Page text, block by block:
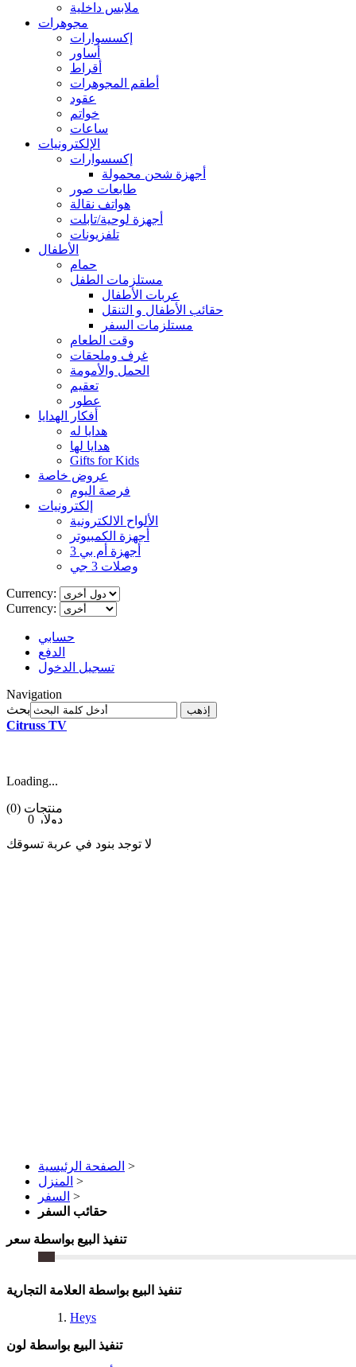
ملابس داخلية
مجوهرات
إكسسوارات
أساور
أقراط
أطقم المجوهرات
عقود
خواتم
ساعات
الإلكترونيات
إكسسوارات
أجهزة شحن محمولة
طابعات صور
هواتف نقالة
أجهزة لوحية/تابلت
تلفزيونات
الأطفال
حمام
مستلزمات الطفل
عربات الأطفال
حقائب الأطفال و التنقل
مستلزمات السفر
وقت الطعام
غرف وملحقات
الحمل والأمومة
تعقيم
عطور
أفكار الهدايا
هدايا له
هدايا لها
Gifts for Kids
عروض خاصة
فرصة اليوم
إلكترونيات
الألواح الالكترونية
أجهزة الكمبيوتر
أجهزة أم بي 3
وصلات 3 جي
Currency:
Currency:
حسابي
الدفع
تسجيل الدخول
Navigation
بحث
إذهب
Citruss TV
Loading...
(0) منتجات
0 دولار
لا توجد بنود في عربة تسوقك
الصفحة الرئيسية >
المنزل >
السفر >
حقائب السفر
تنفيذ البيع بواسطة سعر
تنفيذ البيع بواسطة العلامة التجارية
Heys
تنفيذ البيع بواسطة لون